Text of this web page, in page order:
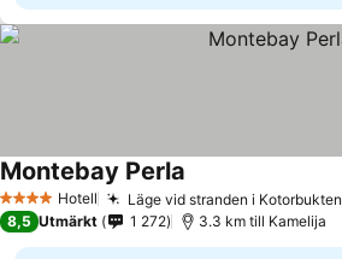
4 StjärnorHotell Läge vid stranden i Kotorbukten
Montebay Perla
8,5 Utmärkt 1 272 3.3 km till Kamelija